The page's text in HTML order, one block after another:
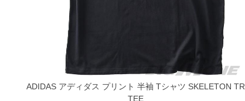
ADIDAS アディダス プリント 半袖 Tシャツ SKELETON TR
TEE